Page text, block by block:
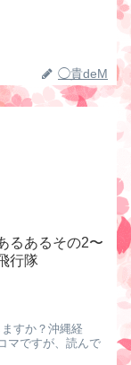
◯貴deM
るあるその2〜
行隊
すか？沖縄経
マですが、読んで